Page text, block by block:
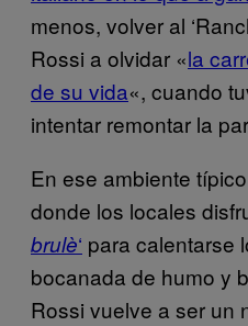
menos, volver al
Rossi a olvidar «la
de su vida«, cuando
intentar remontar la
En ese ambiente
donde los locales
brulè‘ para calentarse
bocanada de humo y
Rossi vuelve a ser un